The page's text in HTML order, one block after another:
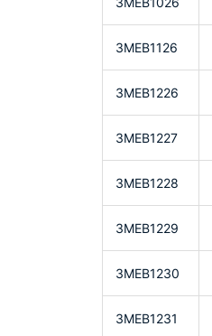
3MEB1126
3MEB1226
3MEB1227
3MEB1228
3MEB1229
3MEB1230
3MEB1231